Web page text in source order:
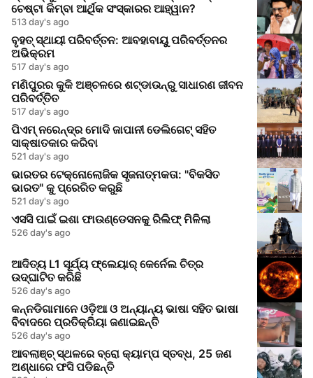
ଚେଷ୍ଟା କିମ୍ବା ଆର୍ଥିକ ସଂସ୍କାରର ଆହ୍ୱାନ?
513 day's ago
ବୃହତ୍ ସ୍ଥାୟୀ ପରିବର୍ତ୍ତନ: ଆବହାବାୟୁ ପରିବର୍ତ୍ତନର
ଅଭିକ୍ରମ
517 day's ago
ମଣିପୁରର କୁକି ଅଞ୍ଚଳରେ ଶଟ୍ଡାଉନ୍‌ରୁ ସାଧାରଣ ଜୀବନ
ପରିବର୍ତ୍ତିତ
517 day's ago
ପିଏମ୍ ନରେନ୍ଦ୍ର ମୋଦି ଜାପାନୀ ଡେଲିଗେଟ୍ ସହିତ
ସାକ୍ଷାତକାର କରିବା
521 day's ago
ଭାରତର ଟେକ୍ନୋଲୋଜିକ ସୃଜନାତ୍ମକତା: "ବିକସିତ
ଭାରତ" କୁ ପ୍ରେରିତ କରୁଛି
521 day's ago
ଏସସି ପାଇଁ ଇଶା ଫାଉଣ୍ଡେସନକୁ ରିଲିଫ୍ ମିଳିଲା
526 day's ago
ଆଦିତ୍ୟ L1 ସୂର୍ଯ୍ୟ ଫ୍ଲେୟାର୍ କେର୍ନେଲ ଚିତ୍ର
ଉଦ୍ଘାଟିତ କରିଛି
526 day's ago
କନ୍ନଡିଗାମାନେ ଓଡ଼ିଆ ଓ ଅନ୍ୟାନ୍ୟ ଭାଷା ସହିତ ଭାଷା
ବିବାଦରେ ପ୍ରତିକ୍ରିୟା ଜଣାଇଛନ୍ତି
526 day's ago
ଆବଲାଞ୍ଚ୍ ସ୍ଥଳରେ ବ୍ରୋ କ୍ୟାମ୍ପ ସ୍ତବ୍ଧ, 25 ଜଣ
ଅଣ୍ଧାରେ ଫସି ପଡିଛନ୍ତି